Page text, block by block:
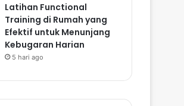
Latihan Functional
Training di Rumah yang
Efektif untuk Menunjang
Kebugaran Harian
5 hari ago